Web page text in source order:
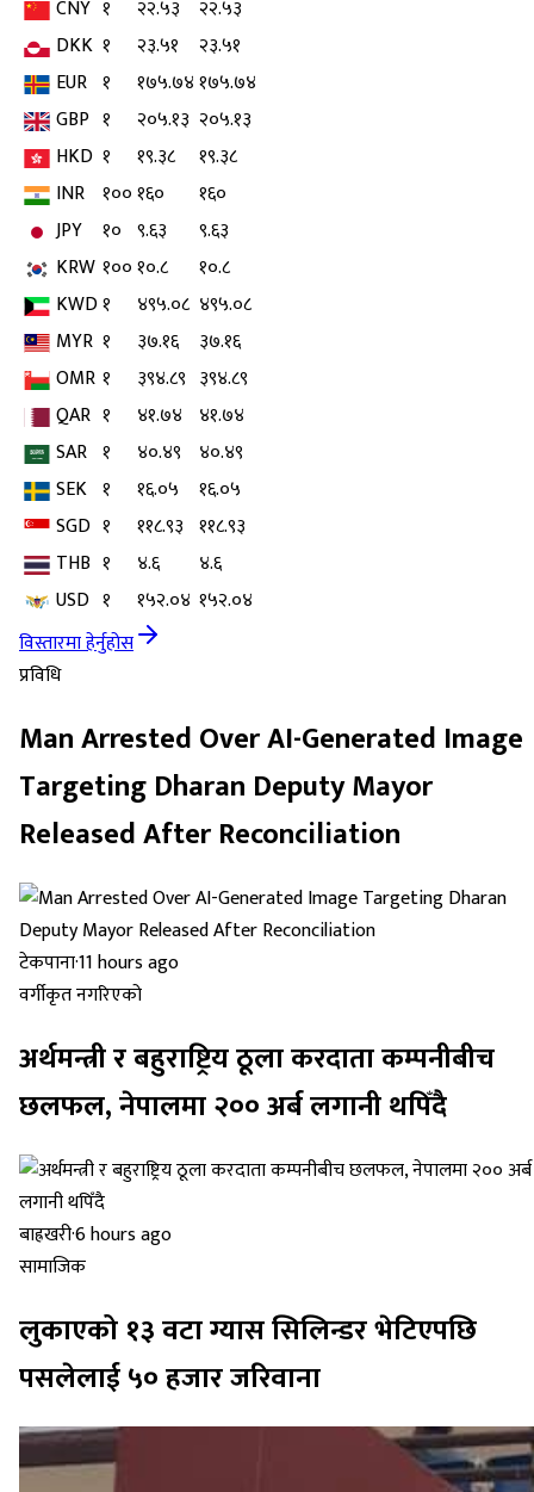
CNY १ २२.५३
२२.५३
DKK १ २३.५१
२३.५१
EUR १ १७५.७४१७५.७४
GBP १ २०५.१३ २०५.१३
HKD १ १९.३८
१९.३८
INR १००१६०
१६०
JPY
१० ९.६३
९.६३
KRW १००१०.८
१०.८
KWD१ ४९५.०८ ४९५.०८
MYR १ ३७.१६
३७.१६
OMR १ ३९४.८९ ३९४.८९
QAR १ ४१.७४ ४१.७४
SAR १ ४०.४९
४०.४९
SEK १ १६.०५
१६.०५
SGD १ ११८.९३ ११८.९३
THB १ ४.६
४.६
USD १ १५२.०४ १५२.०४
विस्तारमा हेर्नुहोस
प्रविधि
Man Arrested Over AI-Generated Image
Targeting Dharan Deputy Mayor
Released After Reconciliation
टेकपाना·11 hours ago
वर्गीकृत नगरिएको
अर्थमन्त्री र बहुराष्ट्रिय ठूला करदाता कम्पनीबीच
छलफल, नेपालमा २०० अर्ब लगानी थपिँदै
बाह्रखरी·6 hours ago
सामाजिक
लुकाएको १३ वटा ग्यास सिलिन्डर भेटिएपछि
पसलेलाई ५० हजार जरिवाना